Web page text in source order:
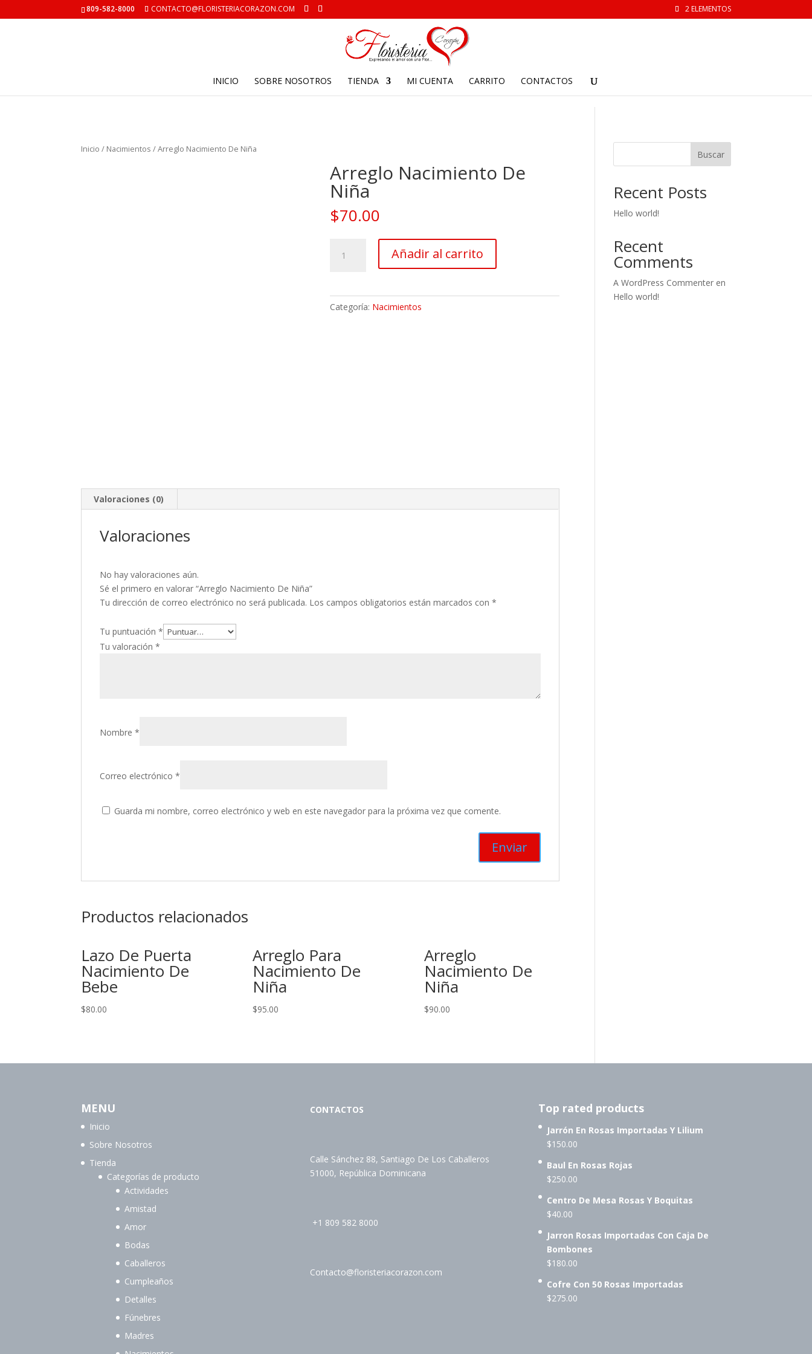
809-582-8000 CONTACTO@FLORISTERIACORAZON.COM 2 ELEMENTOS
INICIO SOBRE NOSOTROS TIENDA MI CUENTA CARRITO CONTACTOS
Inicio / Nacimientos / Arreglo Nacimiento De Niña
Arreglo Nacimiento De
Niña
$70.00
Nacimiento
cantidad
Añadir al carrito
Categoría: Nacimientos
Valoraciones (0)
Valoraciones
No hay valoraciones aún.
Sé el primero en valorar “Arreglo Nacimiento De Niña”
Tu dirección de correo electrónico no será publicada. Los campos obligatorios están marcados con*
Tu puntuación*
Tu valoración*
Nombre*
Correo electrónico*
Guarda mi nombre, correo electrónico y web en este navegador para la próxima vez que comente.
Productos relacionados
Lazo De Puerta
Nacimiento De
Bebe
$80.00
Arreglo Para
Nacimiento De
Niña
$95.00
Arreglo
Nacimiento De
Niña
$90.00
Buscar
Recent Posts
Hello world!
Recent
Comments
A WordPress Commenter en
Hello world!
MENU
Inicio
Sobre Nosotros
Tienda
Categorías de producto
Actividades
Amistad
Amor
Bodas
Caballeros
Cumpleaños
Detalles
Fúnebres
Madres
CONTACTOS
Calle Sánchez 88, Santiago De Los Caballeros
51000, República Dominicana
+1 809 582 8000
Contacto@floristeriacorazon.com
Top rated products
Jarrón En Rosas Importadas Y Lilium
$150.00
Baul En Rosas Rojas
$250.00
Centro De Mesa Rosas Y Boquitas
$40.00
Jarron Rosas Importadas Con Caja De
Bombones
$180.00
Cofre Con 50 Rosas Importadas
$275.00